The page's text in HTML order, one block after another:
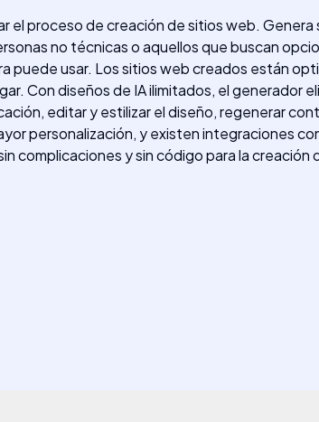
el proceso de creación de sitios web.
no técnicas o aquellos que buscan
usar. Los sitios web creados están
Con diseños de IA ilimitados, el generador
editar y estilizar el diseño, regenerar
personalización, y existen integraciones
complicaciones y sin código para la creación